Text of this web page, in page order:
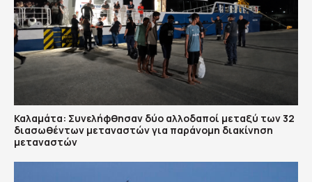
Καλαμάτα: Συνελήφθησαν δύο αλλοδαποί μεταξύ των 32
διασωθέντων μεταναστών για παράνομη διακίνηση
μεταναστών